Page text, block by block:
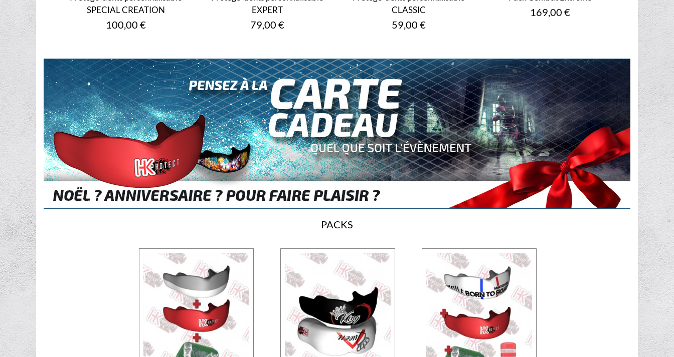
SPECIAL CREATION
Prix
100,00 €
EXPERT
Prix
79,00 €
CLASSIC
Prix
59,00 €
Prix
169,00 €
PACKS